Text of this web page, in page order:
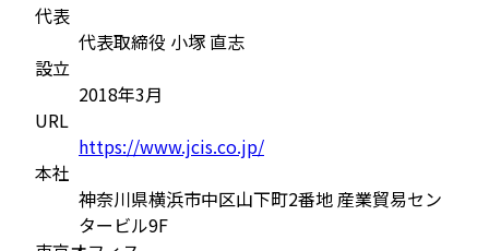
代表
代表取締役 小塚 直志
設立
2018年3月
URL
https://www.jcis.co.jp/
本社
神奈川県横浜市中区山下町2番地 産業貿易セン
タービル9F